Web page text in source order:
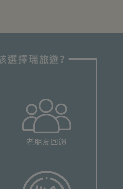
選擇瑞旅遊?
老朋友回饋